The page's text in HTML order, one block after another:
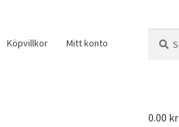
Köpvillkor Mitt konto
efter:
0.00 kr